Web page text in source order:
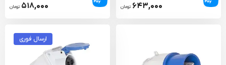
۶۴۳,۰۰۰ تومان ۵۱۸,۰۰۰ تومان
ارسال فوری